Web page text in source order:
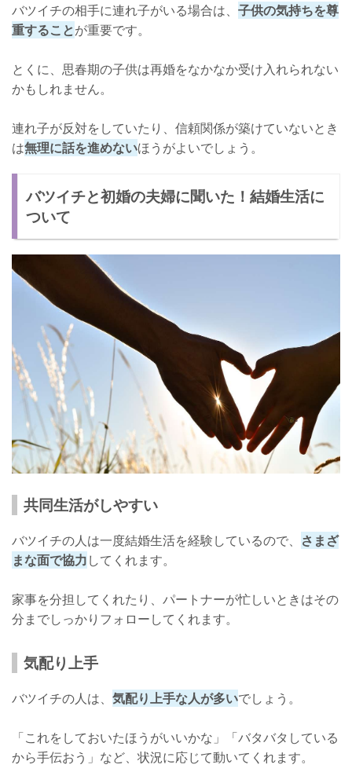
バツイチの相手に連れ子がいる場合は、 子供の気持ちを尊
重することが重要です。
とくに、思春期の子供は再婚をなかなか受け入れられない
かもしれません。
連れ子が反対をしていたり、信頼関係が築けていないとき
は無理に話を進めないほうがよいでしょう。
バツイチと初婚の夫婦に聞いた！結婚生活に
ついて
共同生活がしやすい
バツイチの人は一度結婚生活を経験しているので、 さまざ
まな面で協力してくれます。
家事を分担してくれたり、パートナーが忙しいときはその
分までしっかりフォローしてくれます。
気配り上手
バツイチの人は、 気配り上手な人が多いでしょう。
「これをしておいたほうがいいかな」「バタバタしている
から手伝おう」など、状況に応じて動いてくれます。